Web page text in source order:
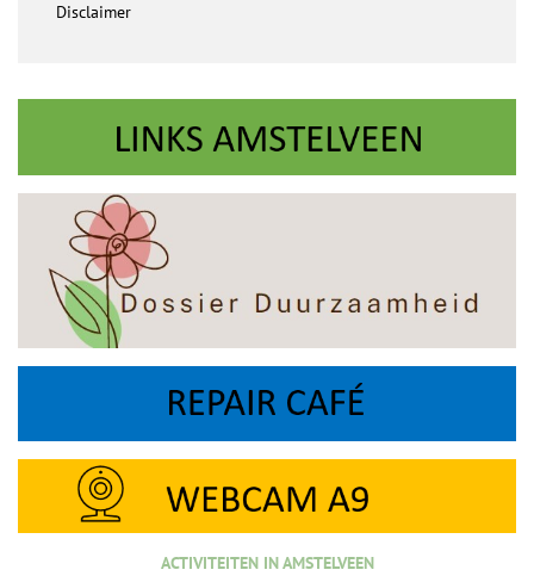
Disclaimer
ACTIVITEITEN IN AMSTELVEEN